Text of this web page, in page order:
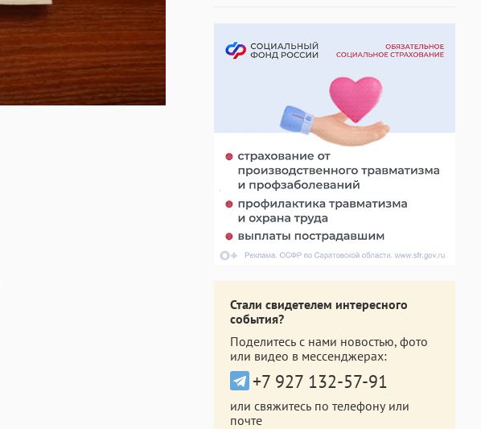
Стали свидетелем интересного
события?
Поделитесь с нами новостью, фото
или видео в мессенджерах:
+7 927 132-57-91
или свяжитесь по телефону или
почте